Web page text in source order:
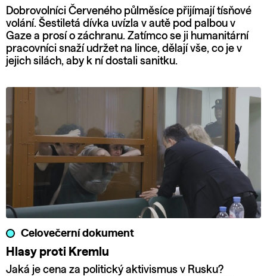
Dobrovolníci Červeného půlměsíce přijímají tísňové
volání. Šestiletá dívka uvízla v autě pod palbou v
Gaze a prosí o záchranu. Zatímco se ji humanitární
pracovníci snaží udržet na lince, dělají vše, co je v
jejich silách, aby k ní dostali sanitku.
Celovečerní dokument
Hlasy proti Kremlu
Jaká je cena za politický aktivismus v Rusku?